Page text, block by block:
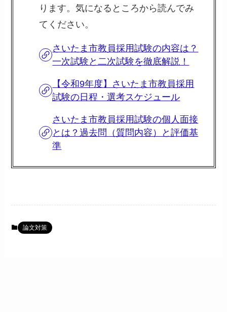
ります。気になるところから読んでみ
てください。
さいたま市教員採用試験の内容は？
一次試験と二次試験を徹底解説！
【令和9年度】さいたま市教員採用
試験の日程・選考スケジュール
さいたま市教員採用試験の個人面接
とは？過去問（質問内容）と評価基
準
論文対策